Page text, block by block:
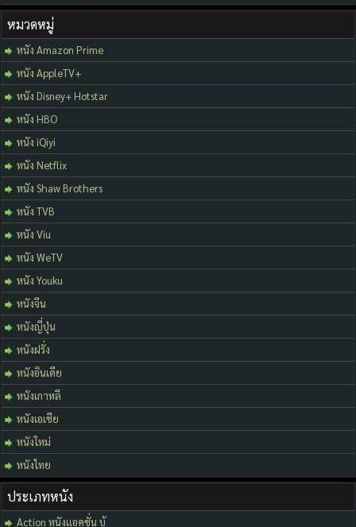
หมวดหมู่
หนัง Amazon Prime
หนัง AppleTV+
หนัง Disney+ Hotstar
หนัง HBO
หนัง iQiyi
หนัง Netflix
หนัง Shaw Brothers
หนัง TVB
หนัง Viu
หนัง WeTV
หนัง Youku
หนังจีน
หนังญี่ปุ่น
หนังฝรั่ง
หนังอินเดีย
หนังเกาหลี
หนังเอเชีย
หนังใหม่
หนังไทย
ประเภทหนัง
Action หนังแอคชั่น บู้